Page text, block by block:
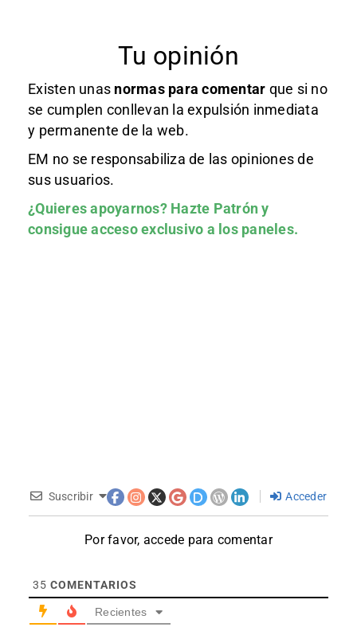
Tu opinión
Existen unas normas para comentar que si no
se cumplen conllevan la expulsión inmediata
y permanente de la web.
EM no se responsabiliza de las opiniones de
sus usuarios.
¿Quieres apoyarnos? Hazte Patróny
consigue acceso exclusivo a los paneles.
Suscribir Acceder
Por favor, accede para comentar
35 COMENTARIOS
Recientes